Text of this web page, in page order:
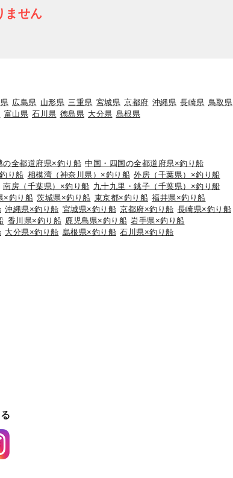
ません
広島県 山形県 三重県 宮城県 京都府 沖縄県 長崎県 鳥取県
富山県 石川県 徳島県 大分県 島根県
の全都道府県×釣り船 中国・四国の全都道府県×釣り船
り船 相模湾（神奈川県）×釣り船 外房（千葉県）×釣り船
南房（千葉県）×釣り船 九十九里・銚子（千葉県）×釣り船
×釣り船 茨城県×釣り船 東京都×釣り船 福井県×釣り船
沖縄県×釣り船 宮城県×釣り船 京都府×釣り船 長崎県×釣り船
香川県×釣り船 鹿児島県×釣り船 岩手県×釣り船
大分県×釣り船 島根県×釣り船 石川県×釣り船